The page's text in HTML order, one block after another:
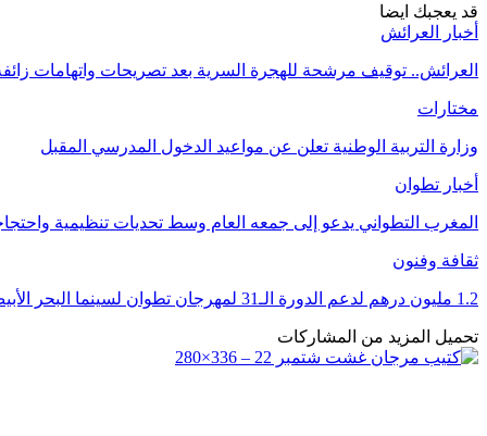
قد يعجبك ايضا
أخبار العرائش
العرائش.. توقيف مرشحة للهجرة السرية بعد تصريحات واتهامات
مختارات
وزارة التربية الوطنية تعلن عن مواعيد الدخول المدرسي المقبل
أخبار تطوان
المغرب التطواني يدعو إلى جمعه العام وسط تحديات تنظيمية
ثقافة وفنون
1.2 مليون درهم لدعم الدورة الـ31 لمهرجان تطوان لسينما البحر الأبيض المتوسط
تحميل المزيد من المشاركات